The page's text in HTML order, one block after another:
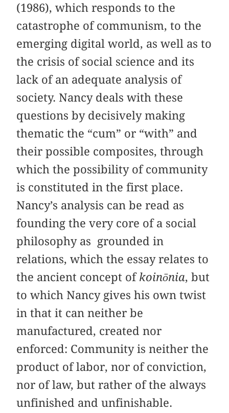
(1986), which responds to the
catastrophe of communism, to the
emerging digital world, as well as to
the crisis of social science and its
lack of an adequate analysis of
society. Nancy deals with these
questions by decisively making
thematic the “cum” or “with” and
their possible composites, through
which the possibility of community
is constituted in the first place.
Nancy’s analysis can be read as
founding the very core of a social
philosophy as grounded in
relations, which the essay relates to
the ancient concept ofkoinōnia, but
to which Nancy gives his own twist
in that it can neither be
manufactured, created nor
enforced: Community is neither the
product of labor, nor of conviction,
nor of law, but rather of the always
unfinished and unfinishable.